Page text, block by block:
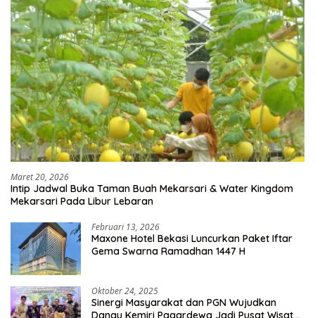
Maret 20, 2026
Intip Jadwal Buka Taman Buah Mekarsari & Water Kingdom
Mekarsari Pada Libur Lebaran
Februari 13, 2026
Maxone Hotel Bekasi Luncurkan Paket Iftar
Gema Swarna Ramadhan 1447 H
Oktober 24, 2025
Sinergi Masyarakat dan PGN Wujudkan
Danau Kemiri Pagardewa Jadi Pusat Wisata